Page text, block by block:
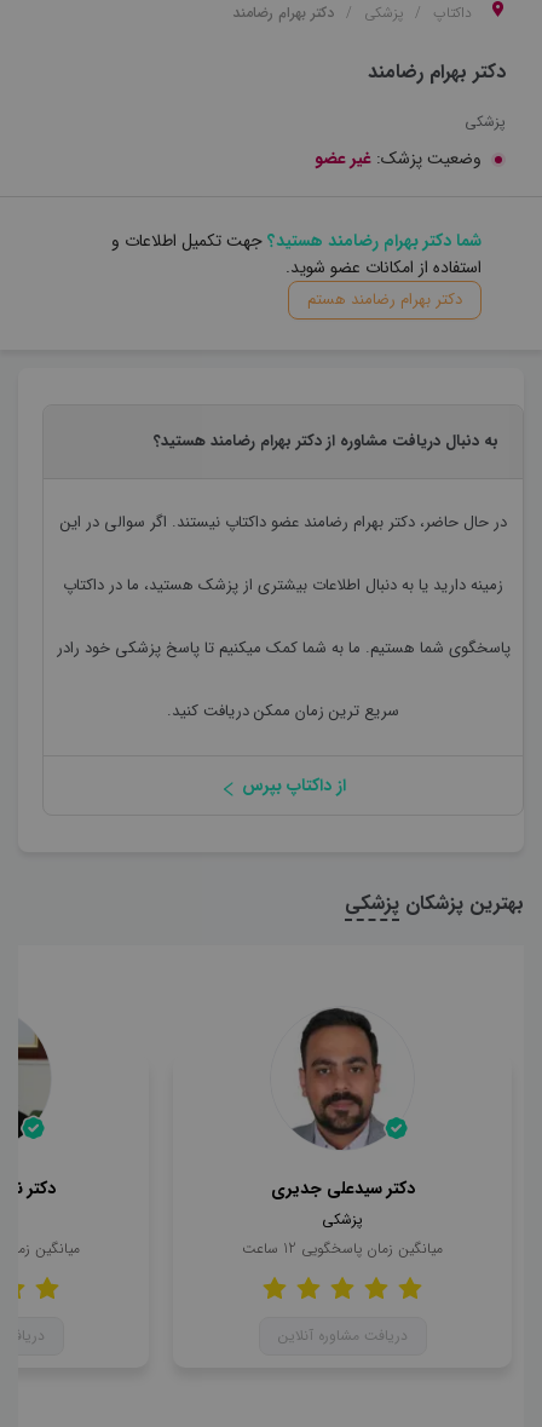
داکتاپ پزشکی دکتر بهرام رضامند
دکتر بهرام رضامند
پزشکی
وضعیت پزشک: غیر عضو
شما دکتر بهرام رضامند هستید؟جهت تکمیل اطلاعات و
استفاده از امکانات عضو شوید.
دکتر بهرام رضامند هستم
به دنبال دریافت مشاوره از دکتر بهرام رضامند هستید؟
در حال حاضر،دکتر بهرام رضامند عضو داکتاپ نیستند. اگر سوالی در این
زمینه دارید یا به دنبال اطلاعات بیشتری از پزشک هستید، ما در داکتاپ
پاسخگوی شما هستیم. ما به شما کمک میکنیم تا پاسخ پزشکی خود رادر
سریع ترین زمان ممکن دریافت کنید.
از داکتاپ بپرس
بهترین پزشکان پزشکی
دکتر سیدعلی جدیری
پزشکی
میانگین زمان پاسخگویی 12 ساعت
دریافت مشاوره آنلاین
دکتر
میانگین